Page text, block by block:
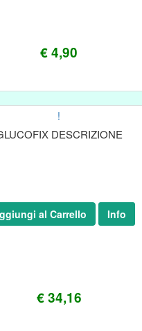
€ 4,90
!
DESCRIZIONE
€ 34,16
al Carrello Info